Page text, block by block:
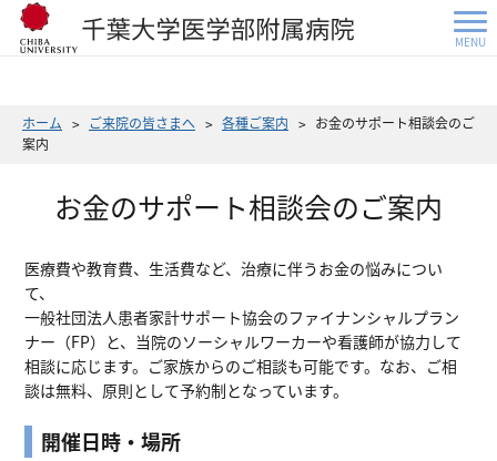
MENU
ホーム ご来院の皆さまへ 各種ご案内
お金のサポート相談会のご
案内
お金のサポート相談会のご案内
医療費や教育費、生活費など、治療に伴うお金の悩みについ
て、
一般社団法人患者家計サポート協会のファイナンシャルプラン
ナー（FP）と、当院のソーシャルワーカーや看護師が協力して
相談に応じます。ご家族からのご相談も可能です。なお、ご相
談は無料、原則として予約制となっています。
開催日時・場所